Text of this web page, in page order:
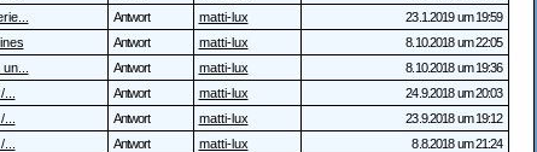
Antwort matti-lux
23.1.2019 um 19:59
Antwort matti-lux
8.10.2018 um 22:05
Antwort matti-lux
8.10.2018 um 19:36
Antwort matti-lux
24.9.2018 um 20:03
Antwort matti-lux
23.9.2018 um 19:12
Antwort matti-lux
8.8.2018 um 21:24